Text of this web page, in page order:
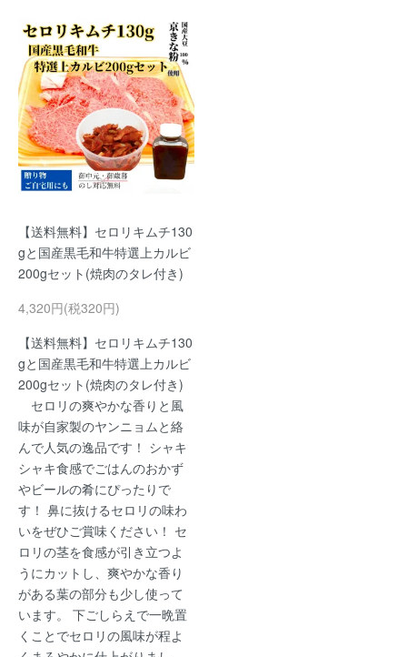
【送料無料】セロリキムチ130
gと国産黒毛和牛特選上カルビ
200gセット(焼肉のタレ付き)
4,320円(税320円)
【送料無料】セロリキムチ130
gと国産黒毛和牛特選上カルビ
200gセット(焼肉のタレ付き)
セロリの爽やかな香りと風
味が自家製のヤンニョムと絡
んで人気の逸品です！ シャキ
シャキ食感でごはんのおかず
やビールの肴にぴったりで
す！ 鼻に抜けるセロリの味わ
いをぜひご賞味ください！ セ
ロリの茎を食感が引き立つよ
うにカットし、爽やかな香り
がある葉の部分も少し使って
います。 下ごしらえで一晩置
くことでセロリの風味が程よ